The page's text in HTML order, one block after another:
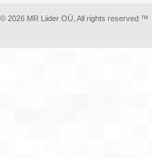
© 2026 MR Liider OÜ, All rights reserved ™